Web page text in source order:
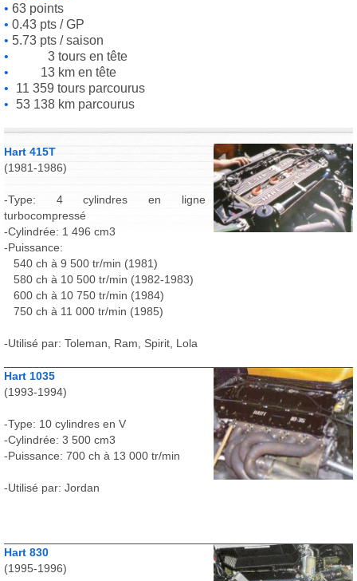
63 points
0.43 pts / GP
5.73 pts / saison
3 tours en tête
13 km en tête
11 359 tours parcourus
53 138 km parcourus
Hart 415T
(1981-1986)
-Type: 4 cylindres en ligne
turbocompressé
-Cylindrée: 1 496 cm3
-Puissance:
540 ch à 9 500 tr/min (1981)
580 ch à 10 500 tr/min (1982-1983)
600 ch à 10 750 tr/min (1984)
750 ch à 11 000 tr/min (1985)
-Utilisé par: Toleman, Ram, Spirit, Lola
Hart 1035
(1993-1994)
-Type: 10 cylindres en V
-Cylindrée: 3 500 cm3
-Puissance: 700 ch à 13 000 tr/min
-Utilisé par: Jordan
Hart 830
(1995-1996)